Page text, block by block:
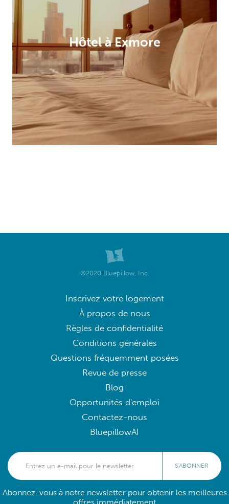
Hôtel à Exmore
©2020 Bluepillow, Inc.
Inscrivez votre logement
À propos de nous
Règles de confidentialité
Conditions générales
Questions fréquemment posées
Revue de presse
Blog
Opportunités d'emploi
Contactez-nous
BluepillowAI
S'ABONNER
Abonnez-vous à notre newsletter pour obtenir les meilleures
offres immédiatement